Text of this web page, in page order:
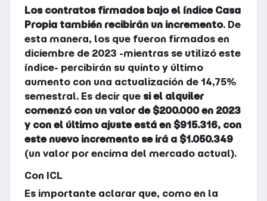
Los contratos firmados bajo el índice Casa
Propia también recibirán un incremento. De
esta manera, los que fueron firmados en
diciembre de 2023 -mientras se utilizó este
índice- percibirán su quinto y último
aumento con una actualización de 14,75%
semestral. Es decir que si el alquiler
comenzó con un valor de $200.000 en 2023
y con el último ajuste está en $915.316, con
este nuevo incremento se irá a $1.050.349
(un valor por encima del mercado actual).
Con ICL
Es importante aclarar que, como en la